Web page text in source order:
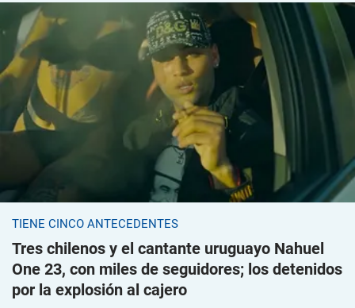
TIENE CINCO ANTECEDENTES
Tres chilenos y el cantante uruguayo Nahuel
One 23, con miles de seguidores; los detenidos
por la explosión al cajero